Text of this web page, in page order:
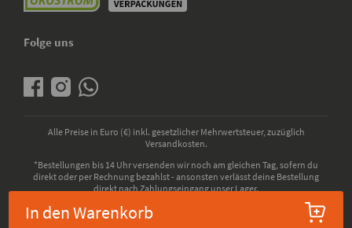
In den Warenkorb
Folge uns
Alle Preise in Euro (€) inkl. gesetzlicher Mehrwertsteuer, zuzüglich
Versandkosten.
*Bestellungen bis 14 Uhr versenden wir noch am gleichen Tag, sofern du
direkt oder per Rechnung bezahlst - ansonsten verlässt deine Bestellung
direkt nach Zahlungseingang unser Lager.
© 2026 - kokku GmbH - Alle Rechte vorbehalten. Bio-Zertifizierung durch die
ABCERT AG, EU-Codenummer: DE-ÖKO-006